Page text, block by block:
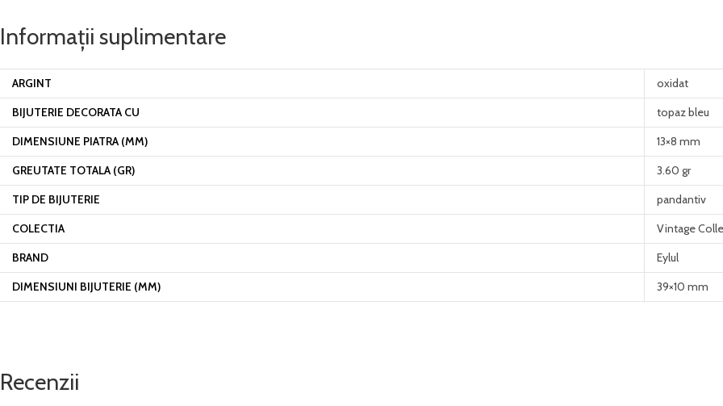
Informații suplimentare
ARGINT
oxidat
BIJUTERIE DECORATA CU
topaz bleu
DIMENSIUNE PIATRA (MM)
13×8 mm
GREUTATE TOTALA (GR)
3.60 gr
TIP DE BIJUTERIE
pandantiv
COLECTIA
Vintage
BRAND
Eylul
DIMENSIUNI BIJUTERIE (MM)
39×10 mm
Recenzii